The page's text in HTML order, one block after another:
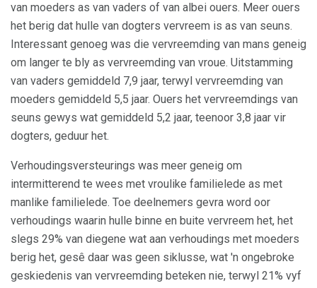
van moeders as van vaders of van albei ouers. Meer ouers
het berig dat hulle van dogters vervreem is as van seuns.
Interessant genoeg was die vervreemding van mans geneig
om langer te bly as vervreemding van vroue. Uitstamming
van vaders gemiddeld 7,9 jaar, terwyl vervreemding van
moeders gemiddeld 5,5 jaar. Ouers het vervreemdings van
seuns gewys wat gemiddeld 5,2 jaar, teenoor 3,8 jaar vir
dogters, geduur het.
Verhoudingsversteurings was meer geneig om
intermitterend te wees met vroulike familielede as met
manlike familielede. Toe deelnemers gevra word oor
verhoudings waarin hulle binne en buite vervreem het, het
slegs 29% van diegene wat aan verhoudings met moeders
berig het, gesê daar was geen siklusse, wat 'n ongebroke
geskiedenis van vervreemding beteken nie, terwyl 21% vyf